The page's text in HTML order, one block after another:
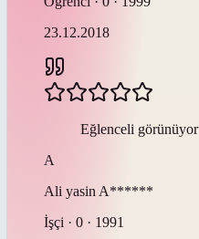
23.12.2018
Eğlenceli görünüyor
A
Ali yasin A******
İşçi · 0 · 1991